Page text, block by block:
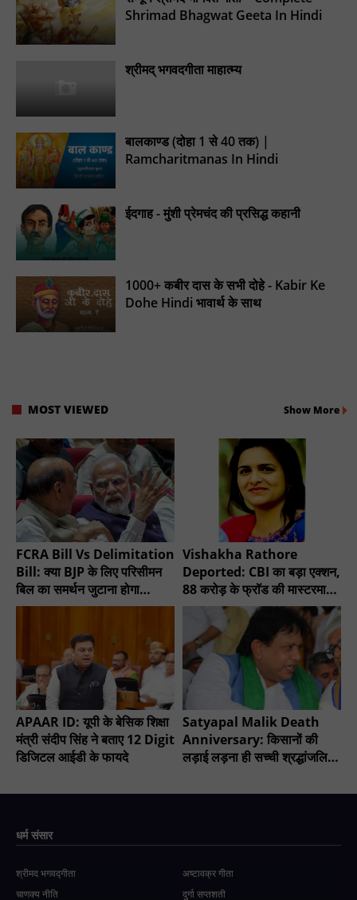
Shrimad Bhagwat Geeta In Hindi
श्रीमद् भगवदगीता माहात्म्य
बालकाण्ड (दोहा 1 से 40 तक) |
Ramcharitmanas In Hindi
ईदगाह - मुंशी प्रेमचंद की प्रसिद्ध कहानी
1000+ कबीर दास के सभी दोहे - Kabir Ke
Dohe Hindi भावार्थ के साथ
MOST VIEWED Show More
FCRA Bill Vs Delimitation
Bill: क्या BJP के लिए परिसीमन
बिल का समर्थन जुटाना होगा
मुश्किल?
Vishakha Rathore
Deported: CBI का बड़ा एक्शन,
88 करोड़ के फ्रॉड की मास्टरमाइंड
गिरफ्तार
APAAR ID: यूपी के बेसिक शिक्षा
मंत्री संदीप सिंह ने बताए 12 Digit
डिजिटल आईडी के फायदे
Satyapal Malik Death
Anniversary: किसानों की
लड़ाई लड़ना ही सच्ची श्रद्धांजलि -
धर्म संसार
श्रीमद भगवद्गीता
अष्टावक्र गीता
चाणक्य नीति
दुर्गा सप्तशती